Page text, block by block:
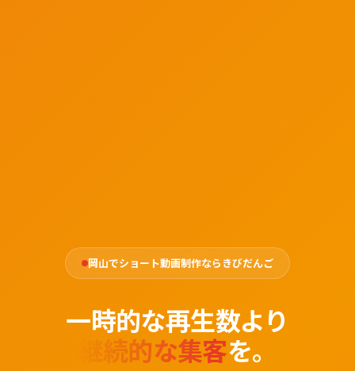
岡山でショート動画制作ならきびだんご
一時的な再生数より
継続的な集客を。